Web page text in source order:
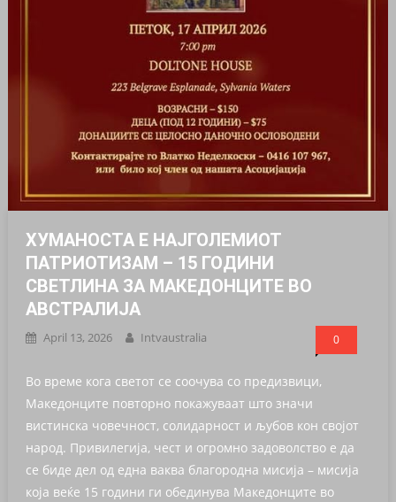
ХУМАНОСТА Е НАЈГОЛЕМИОТ
ПАТРИОТИЗАМ – 15 ГОДИНИ
СВЕТЛИНА ЗА МАКЕДОНЦИТЕ ВО
АВСТРАЛИЈА
April 13, 2026 Intvaustralia 0
Во време кога светот се соочува со предизвици,
Македонците повторно покажуваат што значи
вистинска човечност, солидарност и љубов кон својот
народ. Привилегија, чест и огромно задоволство е да
се биде дел од една ваква благородна мисија – мисија
која веќе 15 години ги обединува Македонците во